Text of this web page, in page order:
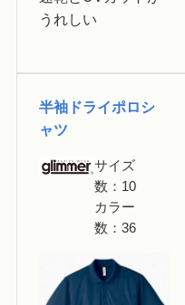
うれしい
半袖ドライポロシ
ャツ
サイズ
数：10
カラー
数：36